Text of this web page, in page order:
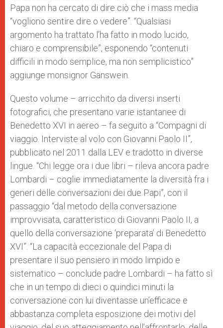
Papa non ha cercato di dire ciò che i mass media
“vogliono sentire dire o vedere”. “Qualsiasi
argomento ha trattato l’ha fatto in modo lucido,
chiaro e comprensibile”, esponendo “contenuti
difficili in modo semplice, ma non semplicistico”
aggiunge monsignor Gänswein.
Questo volume – arricchito da diversi inserti
fotografici, che presentano varie istantanee di
Benedetto XVI in aereo – fa seguito a “Compagni di
viaggio. Interviste al volo con Giovanni Paolo II”,
pubblicato nel 2011 dalla LEV e tradotto in diverse
lingue. “Chi legge ora i due libri – rileva ancora padre
Lombardi – coglie immediatamente la diversità fra i
generi delle conversazioni dei due Papi”, con il
passaggio “dal metodo della conversazione
improvvisata, caratteristico di Giovanni Paolo II, a
quello della conversazione ‘preparata’ di Benedetto
XVI”. “La capacità eccezionale del Papa di
presentare il suo pensiero in modo limpido e
sistematico – conclude padre Lombardi – ha fatto sì
che in un tempo di dieci o quindici minuti la
conversazione con lui diventasse un’efficace e
abbastanza completa esposizione dei motivi del